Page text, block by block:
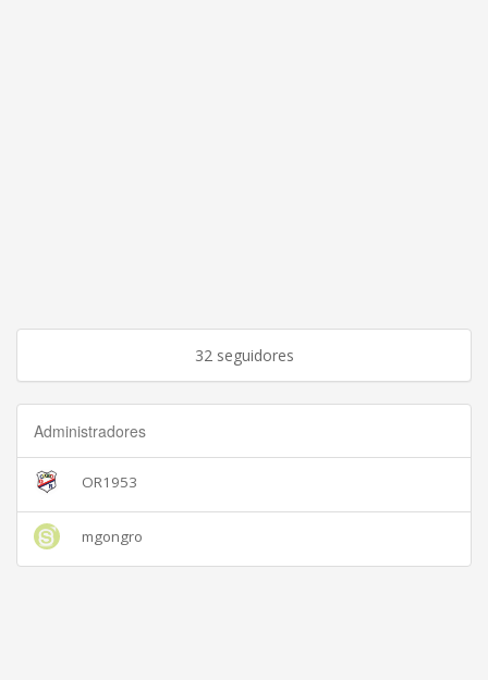
32 seguidores
Administradores
OR1953
mgongro